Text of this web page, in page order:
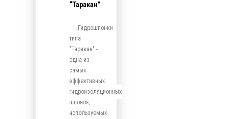
“Таракан”
Гидрошпонки
типа
"Таракан" -
одна из
самых
эффективных
гидроизоляционных
шпонок,
используемых